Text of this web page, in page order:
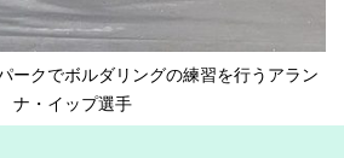
ークでボルダリングの練習を行うアラン
ナ・イップ選手